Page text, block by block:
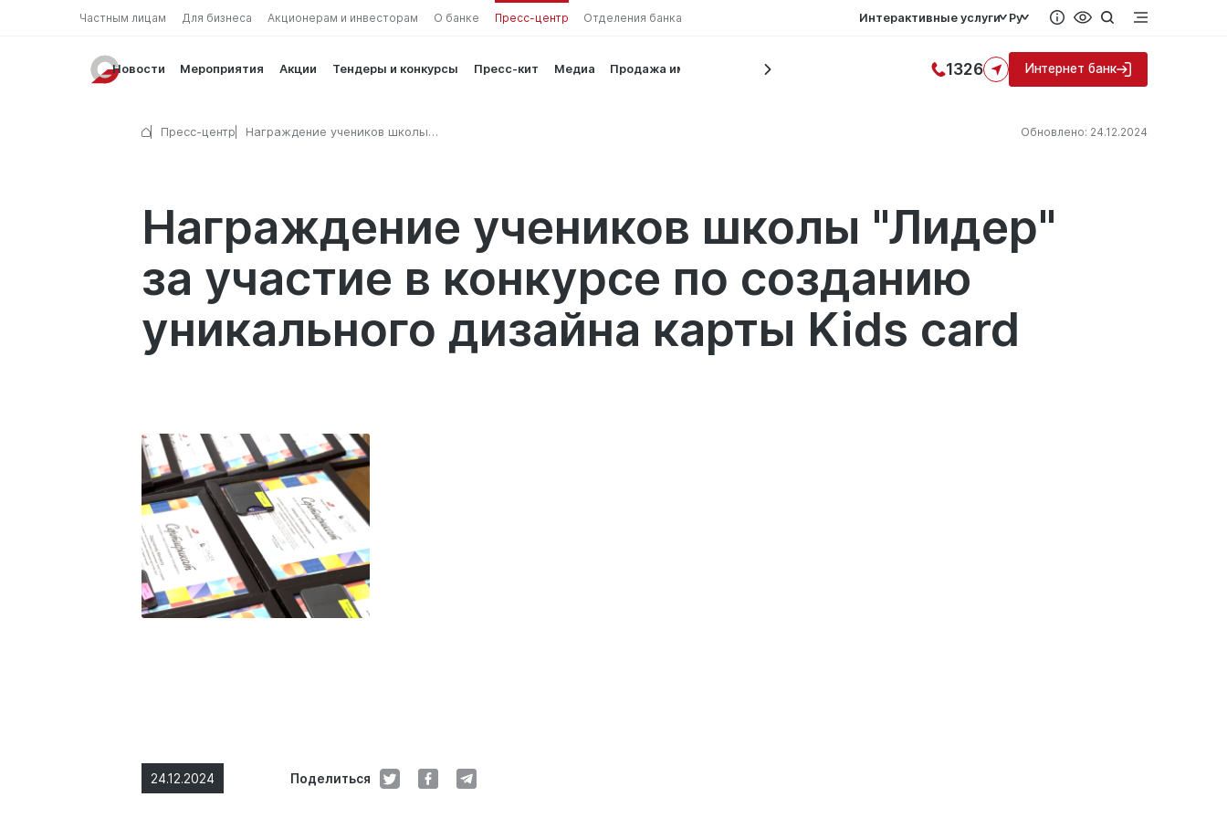
Частным лицам Для бизнеса Акционерам и инвесторам О банке Пресс-центр Отделения банка Интерактивные услуги Ру
Новости Мероприятия Акции Тендеры и конкурсы Пресс-кит Медиа Продажа имущества 1326 Интернет банк
Пресс-центр
Награждение учеников школы
Обновлено: 24.12.2024
Награждение учеников школы "Лидер"
за участие в конкурсе по созданию
уникального дизайна карты Kids card
24.12.2024 Поделиться